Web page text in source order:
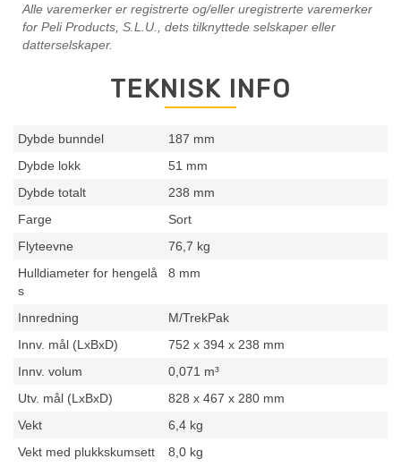
Alle varemerker er registrerte og/eller uregistrerte varemerker
for Peli Products, S.L.U., dets tilknyttede selskaper eller
datterselskaper.
TEKNISK INFO
Dybde bunndel
187 mm
Dybde lokk
51 mm
Dybde totalt
238 mm
Farge
Sort
Flyteevne
76,7 kg
Hulldiameter for hengelå
s
8 mm
Innredning
M/TrekPak
Innv. mål (LxBxD)
752 x 394 x 238 mm
Innv. volum
0,071 m³
Utv. mål (LxBxD)
828 x 467 x 280 mm
Vekt
6,4 kg
Vekt med plukkskumsett
8,0 kg